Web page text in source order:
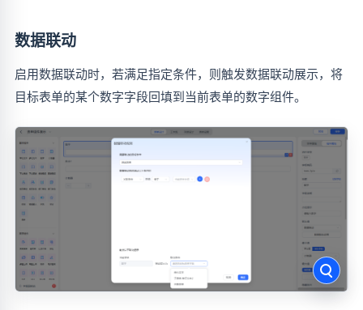
数据联动
启用数据联动时，若满足指定条件，则触发数据联动展示，将
目标表单的某个数字字段回填到当前表单的数字组件。